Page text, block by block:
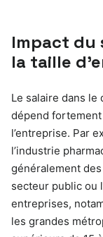
Impact du
la taille
Le salaire dans le
dépend fortement
l’entreprise. Par
l’industrie
généralement
secteur public ou
entreprises,
les grandes